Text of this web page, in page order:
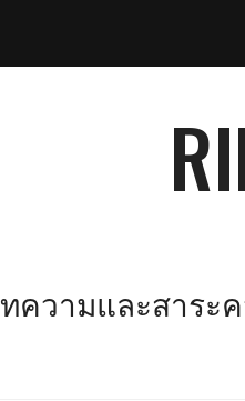
ความและสาระ